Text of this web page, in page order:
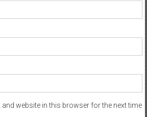
and website in this browser for the next time